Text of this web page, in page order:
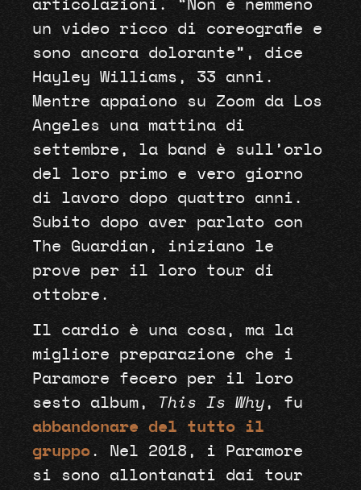
articolazioni. “Non è nemmeno
un video ricco di coreografie e
sono ancora dolorante”, dice
Hayley Williams, 33 anni.
Mentre appaiono su Zoom da Los
Angeles una mattina di
settembre, la band è sull’orlo
del loro primo e vero giorno
di lavoro dopo quattro anni.
Subito dopo aver parlato con
The Guardian, iniziano le
prove per il loro tour di
ottobre.
Il cardio è una cosa, ma la
migliore preparazione che i
Paramore fecero per il loro
sesto album,
This Is Why, fu
abbandonare del tutto il
gruppo. Nel 2018, i Paramore
si sono allontanati dai tour